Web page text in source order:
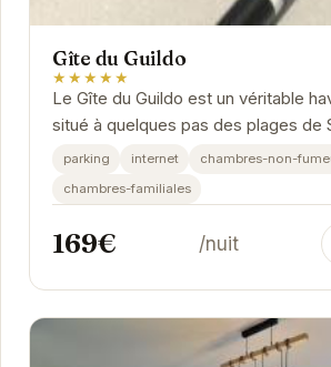
Gîte du Guildo
★★★★★
Le Gîte du Guildo est un véritable
situé à quelques pas des plages de
Guildo. Avec son ambiance
parking internet
chambres-non-
chambres-familiales
169€ /nuit